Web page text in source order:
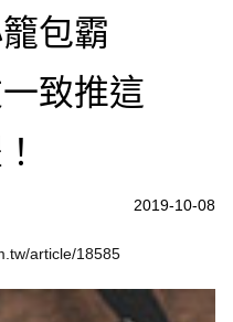
包霸
致推這
2019-10-08
article/18585